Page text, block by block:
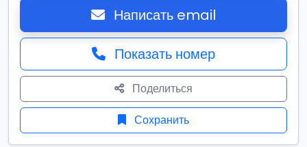
Написать email
Показать номер
Поделиться
Сохранить